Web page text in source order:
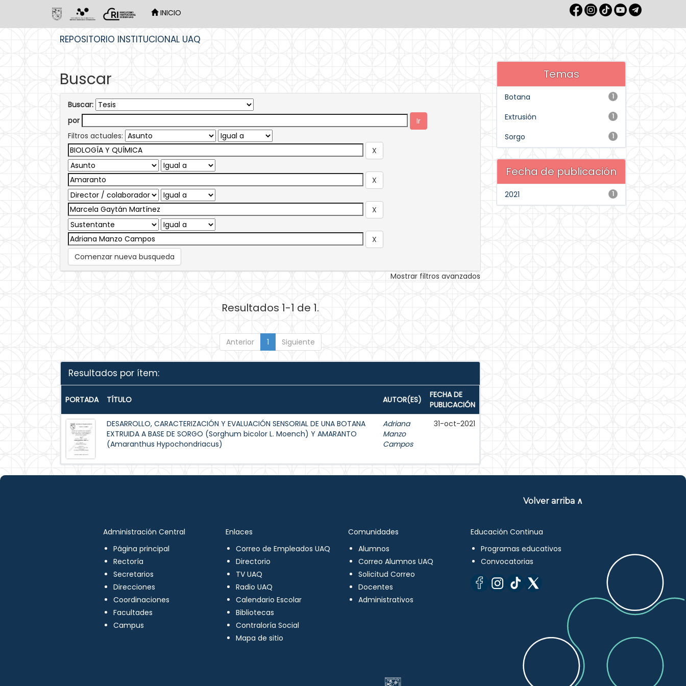
INICIO
REPOSITORIO INSTITUCIONAL UAQ
Buscar
Buscar:
por
Filtros actuales:
Comenzar nueva busqueda
Mostrar filtros avanzados
Resultados 1-1 de 1.
Anterior 1 Siguiente
Resultados por ítem:
PORTADA TÍTULO AUTOR(ES)
FECHA DE
PUBLICACIÓN
DESARROLLO, CARACTERIZACIÓN Y EVALUACIÓN SENSORIAL DE UNA BOTANA
EXTRUIDA A BASE DE SORGO (Sorghum bicolor L. Moench) Y AMARANTO
(Amaranthus Hypochondriacus)
Adriana
Manzo
Campos
31-oct-2021
Temas
1
Botana
1
Extrusión
1
Sorgo
Fecha de publicación
1
2021
Volver arriba ∧
Administración Central
Página principal
Rectoría
Secretarios
Direcciones
Coordinaciones
Facultades
Campus
Enlaces
Correo de Empleados UAQ
Directorio
TV UAQ
Radio UAQ
Calendario Escolar
Bibliotecas
Contraloría Social
Mapa de sitio
Comunidades
Alumnos
Correo Alumnos UAQ
Solicitud Correo
Docentes
Administrativos
Educación Continua
Programas educativos
Convocatorias